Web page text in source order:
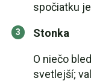
spočiatku
Stonka
O niečo
svetlejší;